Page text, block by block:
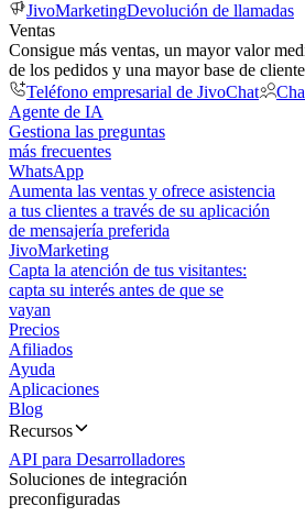
JivoMarketingDevolución de llamadas
Ventas
Consigue más ventas, un mayor valor
de los pedidos y una mayor base de
Teléfono empresarial de JivoChat
Agente de IA
Gestiona las preguntas
más frecuentes
WhatsApp
Aumenta las ventas y ofrece asistencia
a tus clientes a través de su aplicación
de mensajería preferida
JivoMarketing
Capta la atención de tus visitantes:
capta su interés antes de que se
vayan
Precios
Afiliados
Ayuda
Aplicaciones
Blog
Recursos
API para Desarrolladores
Soluciones de integración
preconfiguradas